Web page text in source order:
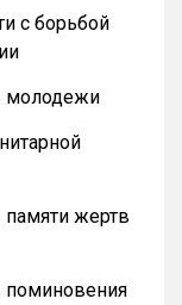
с борьбой
молодежи
жертв
поминовения